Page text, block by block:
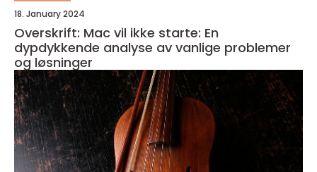
18. January 2024
Overskrift: Mac vil ikke starte: En
dypdykkende analyse av vanlige problemer
og løsninger